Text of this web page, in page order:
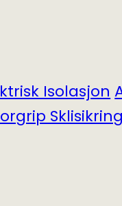
Isolasjon